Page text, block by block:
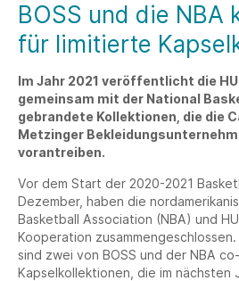
BOSS und die NBA
für limitierte
Im Jahr 2021 veröffentlicht die
gemeinsam mit der National
gebrandete Kollektionen, die die
Metzinger
vorantreiben.
Vor dem Start der 2020-2021
Dezember, haben die
Basketball Association (NBA) und
Kooperation
sind zwei von BOSS und der NBA
Kapselkollektionen, die im nächsten